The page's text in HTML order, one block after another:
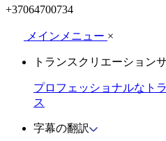
+37064700734
メインメニュー ×
トランスクリエーション
プロフェッショナルなト
ス
字幕の翻訳